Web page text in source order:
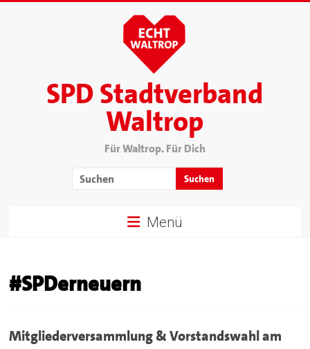
SPD Stadtverband
Waltrop
Für Waltrop. Für Dich
Menü
#SPDerneuern
Mitgliederversammlung & Vorstandswahl am